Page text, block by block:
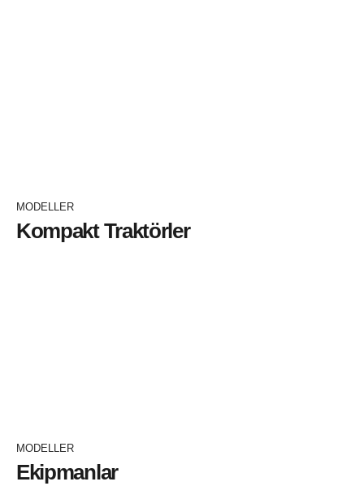
MODELLER
Kompakt Traktörler
MODELLER
Ekipmanlar